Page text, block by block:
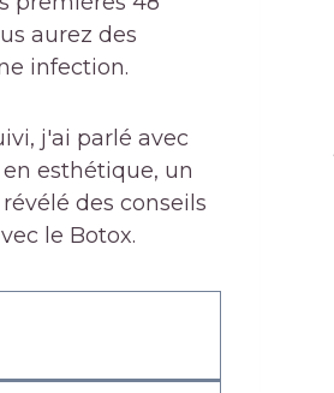
aurez des
infection.
j'ai parlé avec
esthétique, un
des conseils
le Botox.